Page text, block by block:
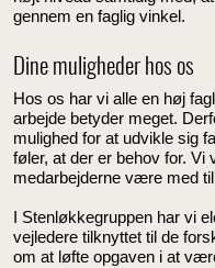
gennem en faglig vinkel.
Dine muligheder hos os
Hos os har vi alle en høj
arbejde betyder meget.
mulighed for at udvikle sig
føler, at der er behov for.
medarbejderne være med
I Stenløkkegruppen har vi
vejledere tilknyttet til de
om at løfte opgaven i at